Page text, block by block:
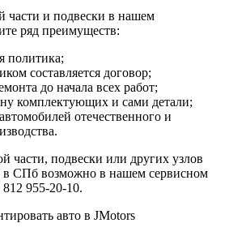
части и подвески в нашем
ряд преимуществ:
политика;
составляется договор;
до начала всех работ;
комплектующих и сами детали;
отечественного и
части, подвески или других узлов
в СПб возможно в нашем сервисном
955-20-10.
авто в JMotors